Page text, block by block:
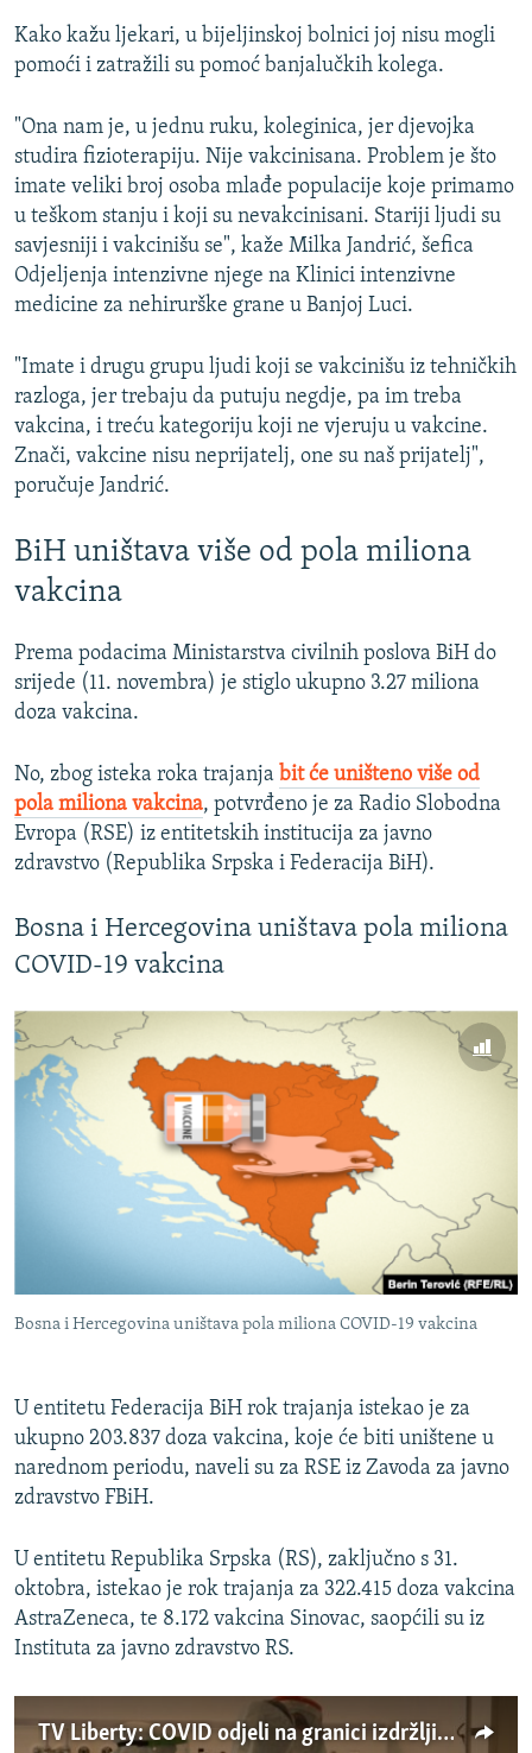
NASTANAK I RASPAD JUGOSLAVIJE
Kako kažu ljekari, u bijeljinskoj bolnici joj nisu mogli
pomoći i zatražili su pomoć banjalučkih kolega.
"Ona nam je, u jednu ruku, koleginica, jer djevojka
studira fizioterapiju. Nije vakcinisana. Problem je što
imate veliki broj osoba mlađe populacije koje primamo
u teškom stanju i koji su nevakcinisani. Stariji ljudi su
savjesniji i vakcinišu se", kaže Milka Jandrić, šefica
Odjeljenja intenzivne njege na Klinici intenzivne
medicine za nehirurške grane u Banjoj Luci.
"Imate i drugu grupu ljudi koji se vakcinišu iz tehničkih
razloga, jer trebaju da putuju negdje, pa im treba
vakcina, i treću kategoriju koji ne vjeruju u vakcine.
Znači, vakcine nisu neprijatelj, one su naš prijatelj",
poručuje Jandrić.
BiH uništava više od pola miliona
vakcina
Prema podacima Ministarstva civilnih poslova BiH do
srijede (11. novembra) je stiglo ukupno 3.27 miliona
doza vakcina.
No, zbog isteka roka trajanja bit će uništeno više od
pola miliona vakcina, potvrđeno je za Radio Slobodna
Evropa (RSE) iz entitetskih institucija za javno
zdravstvo (Republika Srpska i Federacija BiH).
Bosna i Hercegovina uništava pola miliona
COVID-19 vakcina
Bosna i Hercegovina uništava pola miliona COVID-19 vakcina
U entitetu Federacija BiH rok trajanja istekao je za
ukupno 203.837 doza vakcina, koje će biti uništene u
narednom periodu, naveli su za RSE iz Zavoda za javno
zdravstvo FBiH.
U entitetu Republika Srpska (RS), zaključno s 31.
oktobra, istekao je rok trajanja za 322.415 doza vakcina
AstraZeneca, te 8.172 vakcina Sinovac, saopćili su iz
Instituta za javno zdravstvo RS.
TV Liberty: COVID odjeli na granici izdržljivosti